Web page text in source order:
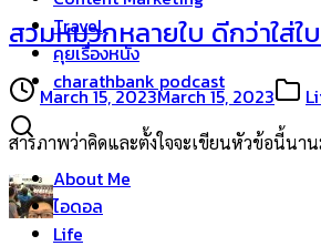
Travel
คุยเรื่องหนัง
charathbank podcast
About Me
ไอดอล
Life
สวมหมวกหลายใบ ดีกว่าใส่ใ
March 15, 2023March 15, 2023
สารภาพว่าคิดและตั้งใจจะเขียนหัวข้อนี้นา